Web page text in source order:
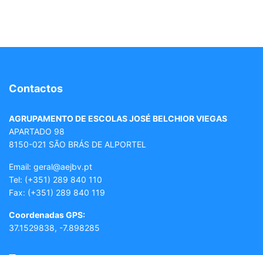
Contactos
AGRUPAMENTO DE ESCOLAS JOSÉ BELCHIOR VIEGAS
APARTADO 98
8150-021 SÃO BRÁS DE ALPORTEL
Email: geral@aejbv.pt
Tel: (+351) 289 840 110
Fax: (+351) 289 840 119
Coordenadas GPS:
37.1529838, -7.898285